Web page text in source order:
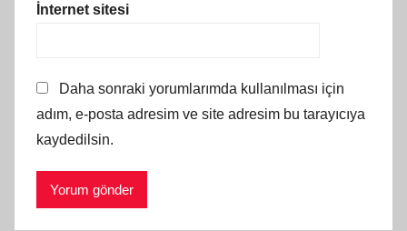
İnternet sitesi
Daha sonraki yorumlarımda kullanılması için
adım, e-posta adresim ve site adresim bu tarayıcıya
kaydedilsin.